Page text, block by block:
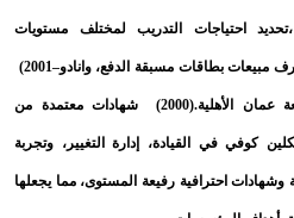
التدريب لمختلف مستويات
مسبقة الدفع، وانادو (2001–
(2000).شهادات معتمدة من
إدارة التغيير، وتجربة
رفيعة المستوى، مما يجعلها